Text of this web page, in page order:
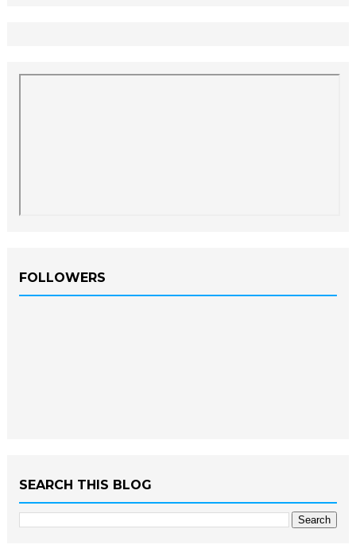
FOLLOWERS
SEARCH THIS BLOG